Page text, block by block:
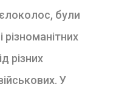
були
різних
У